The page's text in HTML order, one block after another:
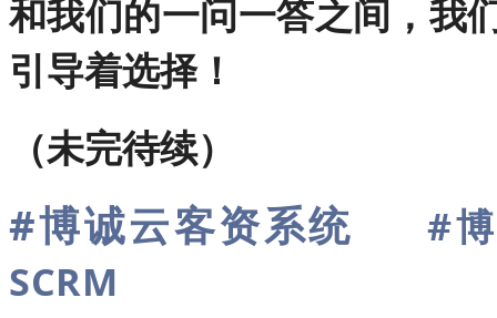
和我们的一问一答之间，我
引导着选择！
（未完待续）
#博诚云客资系统
#
SCRM